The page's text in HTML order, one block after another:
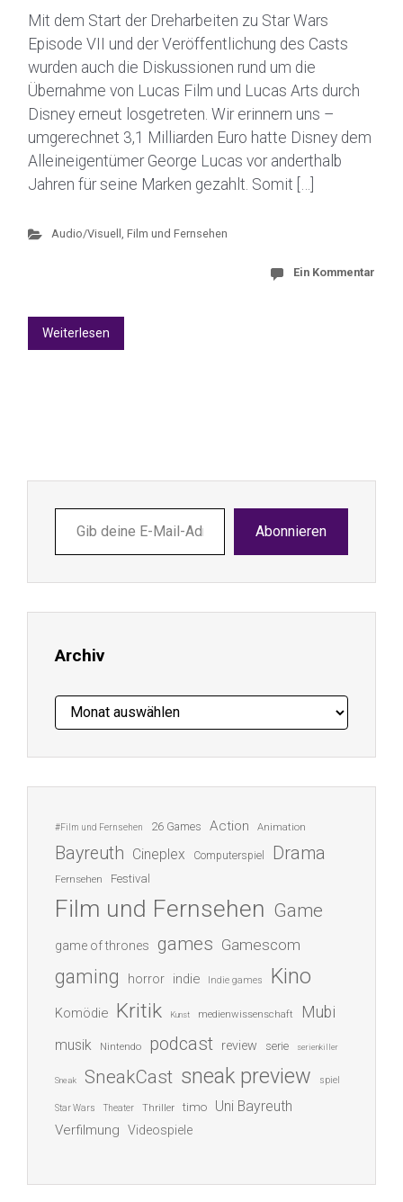
Mit dem Start der Dreharbeiten zu Star Wars
Episode VII und der Veröffentlichung des Casts
wurden auch die Diskussionen rund um die
Übernahme von Lucas Film und Lucas Arts durch
Disney erneut losgetreten. Wir erinnern uns –
umgerechnet 3,1 Milliarden Euro hatte Disney dem
Alleineigentümer George Lucas vor anderthalb
Jahren für seine Marken gezahlt. Somit […]
Audio/Visuell , Film und Fernsehen
Ein Kommentar
Weiterlesen
deine
E-
ein ...
Abonnieren
Archiv
Archiv
#Film und Fernsehen 26 Games Action Animation
Bayreuth Cineplex Computerspiel Drama
Fernsehen Festival
Film und Fernsehen Game
game of thrones games Gamescom
gaming horror indie Indie games Kino
Komödie Kritik Kunst medienwissenschaft Mubi
musik Nintendo podcast review serie serienkiller
Sneak SneakCast sneak preview spiel
Star Wars Theater Thriller timo Uni Bayreuth
Verfilmung Videospiele